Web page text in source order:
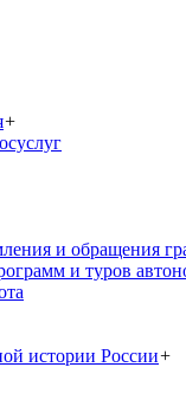
+
и обращения
и туров
истории России+